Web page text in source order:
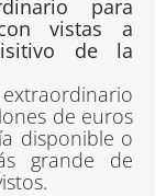
para
vistas a
de la
de euros
disponible o
grande de